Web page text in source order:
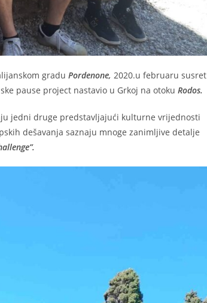
gradu Pordenone, 2020.u februaru
pause project nastavio u Grkoj na otoku Rodos.
jedni druge predstavljajući kulturne vrijednosti
dešavanja saznaju mnoge zanimljive detalje